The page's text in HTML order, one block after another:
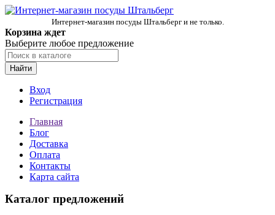
Интернет-магазин посуды Штальберг и не только.
Корзина ждет
Выберите любое предложение
Найти
Вход
Регистрация
Главная
Блог
Доставка
Оплата
Контакты
Карта сайта
Каталог предложений